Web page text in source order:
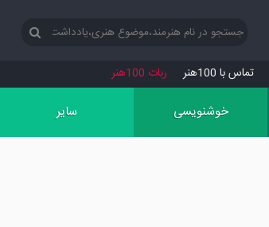
تماس با 100هنر ربات 100هنر
خوشنویسی سایر